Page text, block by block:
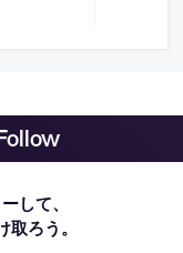
して、
ろう。